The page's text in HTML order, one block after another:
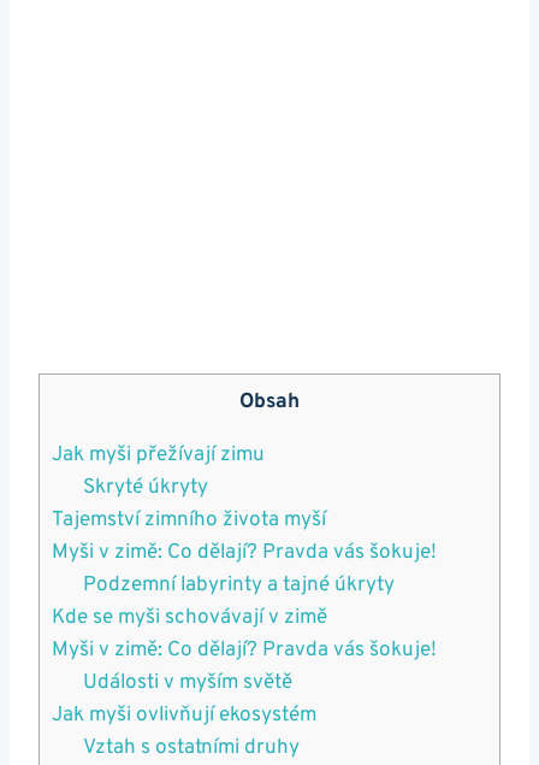
Obsah
Jak myši přežívají zimu
Skryté úkryty
Tajemství zimního života myší
Myši v zimě: Co dělají? Pravda vás šokuje!
Podzemní labyrinty a tajné úkryty
Kde se myši schovávají v zimě
Myši v zimě: Co dělají? Pravda vás šokuje!
Události v myším světě
Jak myši ovlivňují ekosystém
Vztah s ostatními druhy